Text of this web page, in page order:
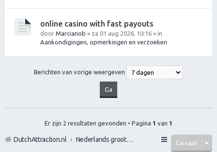
online casino with fast payouts
door Marcianob » za 01 aug 2026, 10:16 » in
Aankondigingen, opmerkingen en verzoeken
Berichten van vorige weergeven
Er zijn 2 resultaten gevonden • Pagina 1 van 1
Ga naar
DutchAttraction.nl Nederlands grootste Dutch Attraction, Lifestyle, Vrouwen versieren en Pick-Up (PUA) Forum